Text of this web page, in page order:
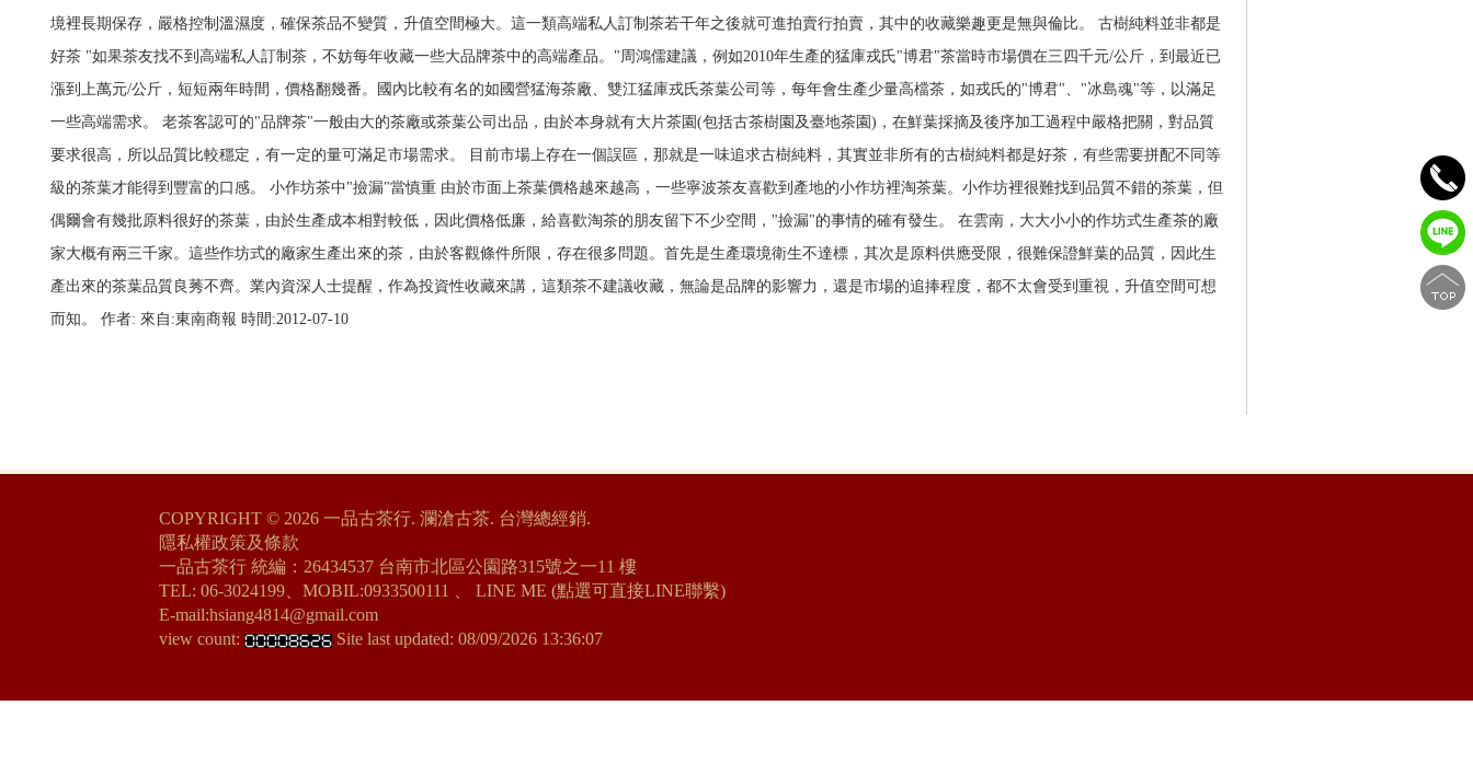
境裡長期保存，嚴格控制溫濕度，確保茶品不變質，升值空間極大。這一類高端私人訂制茶若干年之後就可進拍賣行拍賣，其中的收藏樂趣更是無與倫比。 古樹純料並非都是
好茶 "如果茶友找不到高端私人訂制茶，不妨每年收藏一些大品牌茶中的高端產品。"周鴻儒建議，例如2010年生產的猛庫戎氏"博君"茶當時市場價在三四千元/公斤，到最近已
漲到上萬元/公斤，短短兩年時間，價格翻幾番。國內比較有名的如國營猛海茶廠、雙江猛庫戎氏茶葉公司等，每年會生產少量高檔茶，如戎氏的"博君"、"冰島魂"等，以滿足
一些高端需求。 老茶客認可的"品牌茶"一般由大的茶廠或茶葉公司出品，由於本身就有大片茶園(包括古茶樹園及臺地茶園)，在鮮葉採摘及後序加工過程中嚴格把關，對品質
要求很高，所以品質比較穩定，有一定的量可滿足市場需求。 目前市場上存在一個誤區，那就是一味追求古樹純料，其實並非所有的古樹純料都是好茶，有些需要拼配不同等
級的茶葉才能得到豐富的口感。 小作坊茶中"撿漏"當慎重 由於市面上茶葉價格越來越高，一些寧波茶友喜歡到產地的小作坊裡淘茶葉。小作坊裡很難找到品質不錯的茶葉，但
偶爾會有幾批原料很好的茶葉，由於生產成本相對較低，因此價格低廉，給喜歡淘茶的朋友留下不少空間，"撿漏"的事情的確有發生。 在雲南，大大小小的作坊式生產茶的廠
家大概有兩三千家。這些作坊式的廠家生產出來的茶，由於客觀條件所限，存在很多問題。首先是生產環境衛生不達標，其次是原料供應受限，很難保證鮮葉的品質，因此生
產出來的茶葉品質良莠不齊。業內資深人士提醒，作為投資性收藏來講，這類茶不建議收藏，無論是品牌的影響力，還是市場的追捧程度，都不太會受到重視，升值空間可想
而知。 作者: 來自:東南商報 時間:2012-07-10
COPYRIGHT © 2026一品古茶行. 瀾滄古茶. 台灣總經銷.
隱私權政策及條款
一品古茶行 統編：26434537 台南市北區公園路315號之一11 樓
TEL: 06-3024199、MOBIL:0933500111 、LINE ME (點選可直接LINE聯繫)
E-mail:hsiang4814@gmail.com
view count:
Site last updated:08/09/2026 13:36:07